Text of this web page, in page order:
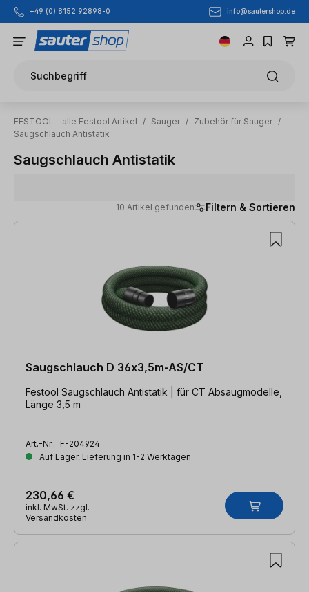
Zum Hauptinhalt springen
+49 (0) 8152 92898-0 info@sautershop.de
Suchbegriff
FESTOOL - alle Festool Artikel / Sauger / Zubehör für Sauger /
Saugschlauch Antistatik
Saugschlauch Antistatik
10 Artikel gefunden Filtern & Sortieren
10 Artikel gefunden
Saugschlauch D 36x3,5m-AS/CT
Festool Saugschlauch Antistatik | für CT Absaugmodelle,
Länge 3,5 m
Art.-Nr.: F-204924
Auf Lager, Lieferung in 1-2 Werktagen
230,66 €
inkl. MwSt. zzgl.
Versandkosten